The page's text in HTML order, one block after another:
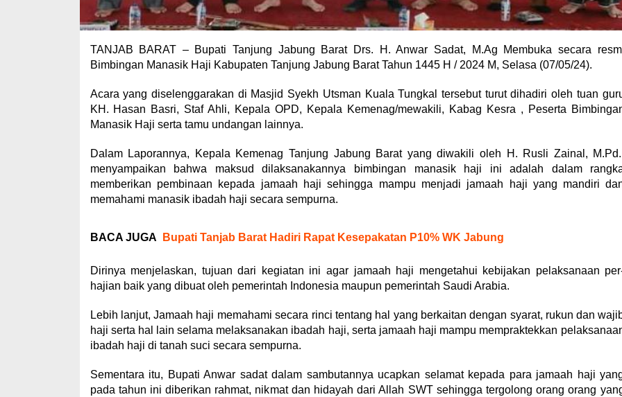
TANJAB BARAT – Bupati Tanjung Jabung Barat Drs. H. Anwar Sadat, M.Ag Membuka secara
Bimbingan Manasik Haji Kabupaten Tanjung Jabung Barat Tahun 1445 H / 2024 M, Selasa (07/05/24).
Acara yang diselenggarakan di Masjid Syekh Utsman Kuala Tungkal tersebut turut dihadiri oleh tuan
KH. Hasan Basri, Staf Ahli, Kepala OPD, Kepala Kemenag/mewakili, Kabag Kesra , Peserta
Manasik Haji serta tamu undangan lainnya.
Dalam Laporannya, Kepala Kemenag Tanjung Jabung Barat yang diwakili oleh H. Rusli Zainal, M.Pd.I
menyampaikan bahwa maksud dilaksanakannya bimbingan manasik haji ini adalah dalam
memberikan pembinaan kepada jamaah haji sehingga mampu menjadi jamaah haji yang mandiri
memahami manasik ibadah haji secara sempurna.
BACA JUGA Bupati Tanjab Barat Hadiri Rapat Kesepakatan P10% WK Jabung
Dirinya menjelaskan, tujuan dari kegiatan ini agar jamaah haji mengetahui kebijakan pelaksanaan
hajian baik yang dibuat oleh pemerintah Indonesia maupun pemerintah Saudi Arabia.
Lebih lanjut, Jamaah haji memahami secara rinci tentang hal yang berkaitan dengan syarat, rukun dan
haji serta hal lain selama melaksanakan ibadah haji, serta jamaah haji mampu mempraktekkan
ibadah haji di tanah suci secara sempurna.
Sementara itu, Bupati Anwar sadat dalam sambutannya ucapkan selamat kepada para jamaah haji
pada tahun ini diberikan rahmat, nikmat dan hidayah dari Allah SWT sehingga tergolong orang orang